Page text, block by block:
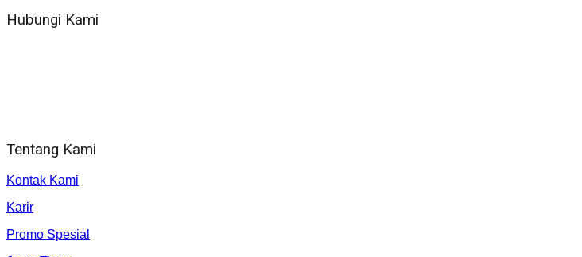
Hubungi Kami
Tentang Kami
Kontak Kami
Karir
Promo Spesial